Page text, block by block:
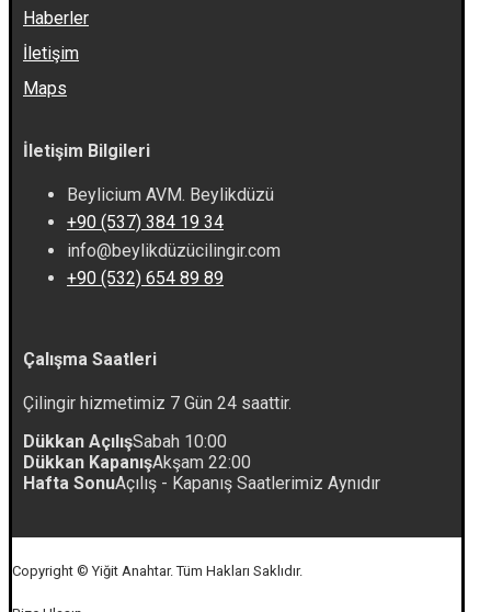
Haberler
İletişim
Maps
İletişim Bilgileri
Beylicium AVM. Beylikdüzü
+90 (537) 384 19 34
info@beylikdüzücilingir.com
+90 (532) 654 89 89
Çalışma Saatleri
Çilingir hizmetimiz 7 Gün 24 saattir.
Dükkan AçılışSabah 10:00
Dükkan KapanışAkşam 22:00
Hafta SonuAçılış - Kapanış Saatlerimiz Aynıdır
Copyright © Yiğit Anahtar. Tüm Hakları Saklıdır.